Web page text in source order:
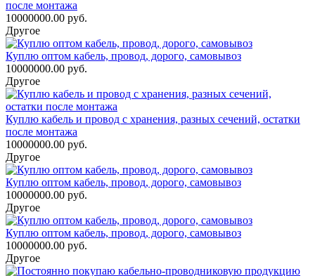
после монтажа
10000000.00 руб.
Другое
Куплю оптом кабель, провод, дорого, самовывоз
10000000.00 руб.
Другое
Куплю кабель и провод с хранения, разных сечений, остатки
после монтажа
10000000.00 руб.
Другое
Куплю оптом кабель, провод, дорого, самовывоз
10000000.00 руб.
Другое
Куплю оптом кабель, провод, дорого, самовывоз
10000000.00 руб.
Другое